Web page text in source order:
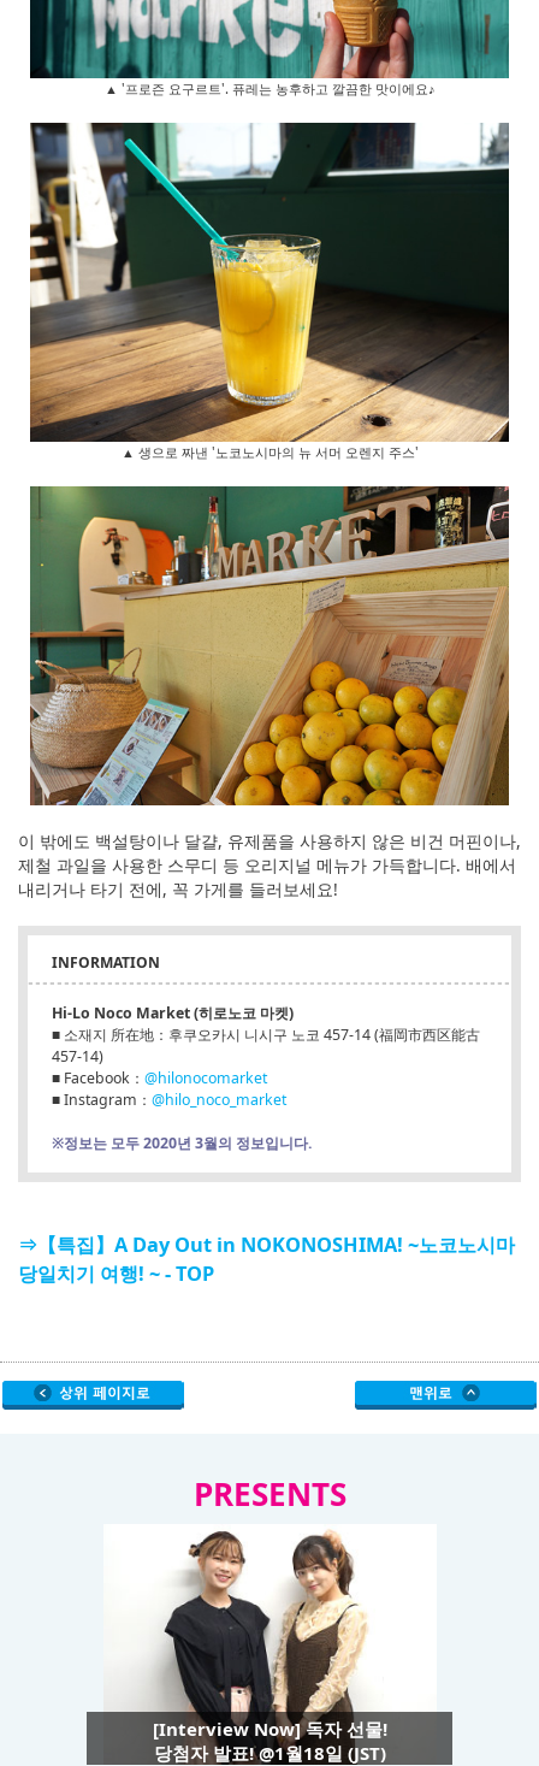
▲ '프로즌 요구르트'. 퓨레는 농후하고 깔끔한 맛이에요♪
▲ 생으로 짜낸 '노코노시마의 뉴 서머 오렌지 주스'
이 밖에도 백설탕이나 달걀, 유제품을 사용하지 않은 비건 머핀이나,
제철 과일을 사용한 스무디 등 오리지널 메뉴가 가득합니다. 배에서
내리거나 타기 전에, 꼭 가게를 들러보세요!
INFORMATION
Hi-Lo Noco Market (히로노코 마켓)
■ 소재지 所在地：후쿠오카시 니시구 노코 457-14 (福岡市西区能古
457-14)
■ Facebook： @hilonocomarket
■ Instagram： @hilo_noco_market
※정보는 모두 2020년 3월의 정보입니다.
⇒【특집】A Day Out in NOKONOSHIMA! ~노코노시마
당일치기 여행! ~ - TOP
PRESENTS
[Interview Now] 독자 선물!
당첨자 발표! @1월18일 (JST)